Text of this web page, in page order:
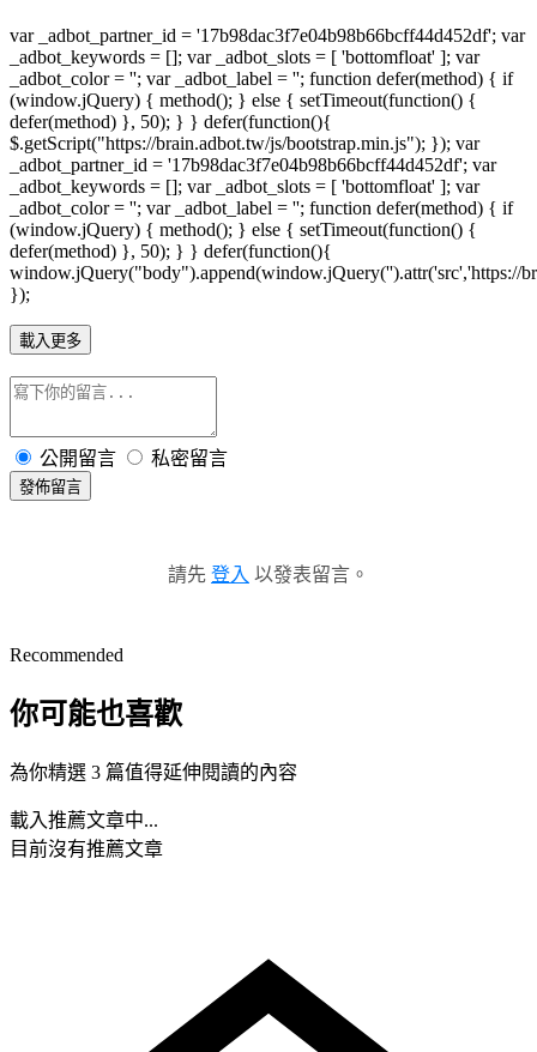
var _adbot_partner_id = '17b98dac3f7e04b98b66bcff44d452df'; var
_adbot_keywords = []; var _adbot_slots = [ 'bottomfloat' ]; var
_adbot_color = ''; var _adbot_label = ''; function defer(method) { if
(window.jQuery) { method(); } else { setTimeout(function() {
defer(method) }, 50); } } defer(function(){
$.getScript("https://brain.adbot.tw/js/bootstrap.min.js"); }); var
_adbot_partner_id = '17b98dac3f7e04b98b66bcff44d452df'; var
_adbot_keywords = []; var _adbot_slots = [ 'bottomfloat' ]; var
_adbot_color = ''; var _adbot_label = ''; function defer(method) { if
(window.jQuery) { method(); } else { setTimeout(function() {
defer(method) }, 50); } } defer(function(){
window.jQuery("body").append(window.jQuery('').attr('src','https://
});
載入更多
公開留言 私密留言
發佈留言
請先 登入 以發表留言。
Recommended
你可能也喜歡
為你精選 3 篇值得延伸閱讀的內容
載入推薦文章中...
目前沒有推薦文章